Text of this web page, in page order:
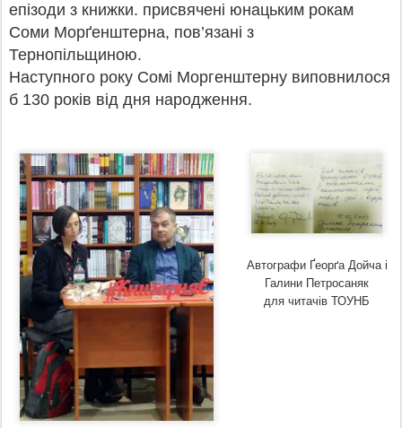
епізоди з книжки. присвячені юнацьким рокам
Соми Морґенштерна, пов’язані з
Тернопільщиною.
Наступного року Сомі Моргенштерну виповнилося
б 130 років від дня народження.
Автографи Ґеорґа Дойча і
Галини Петросаняк
для читачів ТОУНБ